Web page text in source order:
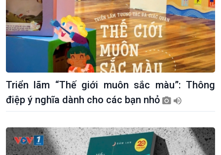
Theo dòng Thời sự
Triển lãm “Thế giới muôn sắc màu”: Thông
điệp ý nghĩa dành cho các bạn nhỏ